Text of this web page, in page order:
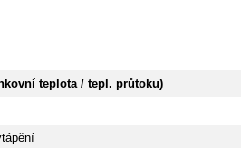
teplota / tepl. průtoku)